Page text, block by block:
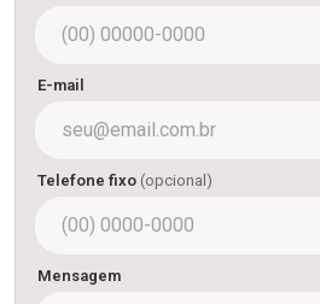
E-mail
Telefone fixo (opcional)
Mensagem